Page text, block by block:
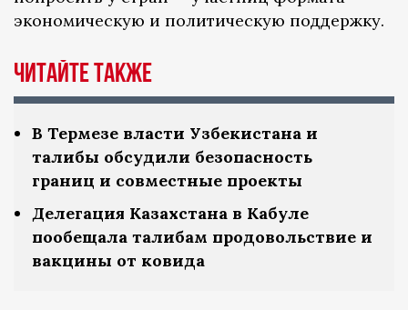
экономическую и политическую поддержку.
Читайте также
В Термезе власти Узбекистана и
талибы обсудили безопасность
границ и совместные проекты
Делегация Казахстана в Кабуле
пообещала талибам продовольствие и
вакцины от ковида